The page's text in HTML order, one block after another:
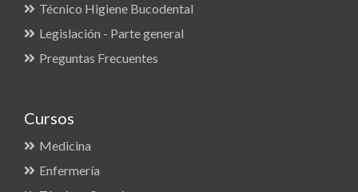
Técnico Higiene Bucodental
Legislación - Parte general
Preguntas Frecuentes
Cursos
Medicina
Enfermería